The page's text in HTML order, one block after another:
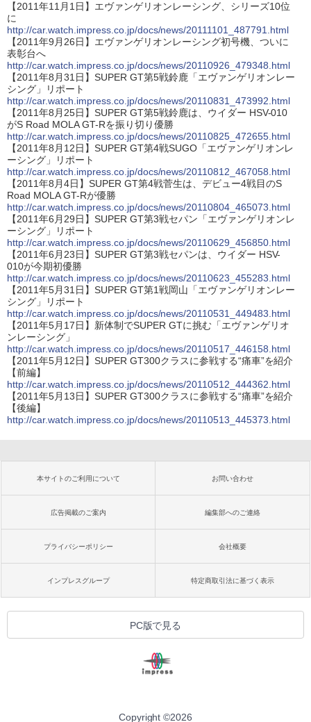
【2011年11月1日】エヴァンゲリオンレーシング、シリーズ10位
に
http://car.watch.impress.co.jp/docs/news/20111101_487791.html
【2011年9月26日】エヴァンゲリオンレーシング初号機、ついに
表彰台へ
http://car.watch.impress.co.jp/docs/news/20110926_479348.html
【2011年8月31日】SUPER GT第5戦鈴鹿「エヴァンゲリオンレー
シング」リポート
http://car.watch.impress.co.jp/docs/news/20110831_473992.html
【2011年8月25日】SUPER GT第5戦鈴鹿は、ウイダー HSV-010
がS Road MOLA GT-Rを振り切り優勝
http://car.watch.impress.co.jp/docs/news/20110825_472655.html
【2011年8月12日】SUPER GT第4戦SUGO「エヴァンゲリオンレ
ーシング」リポート
http://car.watch.impress.co.jp/docs/news/20110812_467058.html
【2011年8月4日】SUPER GT第4戦菅生は、デビュー4戦目のS
Road MOLA GT-Rが優勝
http://car.watch.impress.co.jp/docs/news/20110804_465073.html
【2011年6月29日】SUPER GT第3戦セパン「エヴァンゲリオンレ
ーシング」リポート
http://car.watch.impress.co.jp/docs/news/20110629_456850.html
【2011年6月23日】SUPER GT第3戦セパンは、ウイダー HSV-
010が今期初優勝
http://car.watch.impress.co.jp/docs/news/20110623_455283.html
【2011年5月31日】SUPER GT第1戦岡山「エヴァンゲリオンレー
シング」リポート
http://car.watch.impress.co.jp/docs/news/20110531_449483.html
【2011年5月17日】新体制でSUPER GTに挑む「エヴァンゲリオ
ンレーシング」
http://car.watch.impress.co.jp/docs/news/20110517_446158.html
【2011年5月12日】SUPER GT300クラスに参戦する“痛車”を紹介
【前編】
http://car.watch.impress.co.jp/docs/news/20110512_444362.html
【2011年5月13日】SUPER GT300クラスに参戦する“痛車”を紹介
【後編】
http://car.watch.impress.co.jp/docs/news/20110513_445373.html
本サイトのご利用について お問い合わせ
広告掲載のご案内 編集部へのご連絡
プライバシーポリシー 会社概要
インプレスグループ 特定商取引法に基づく表示
PC版で見る
Copyright ©2026